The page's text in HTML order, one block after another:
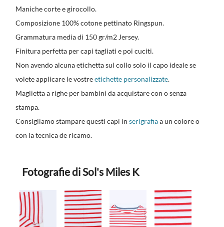
Maniche corte e girocollo.
Composizione 100% cotone pettinato Ringspun.
Grammatura media di 150 gr/m2 Jersey.
Finitura perfetta per capi tagliati e poi cuciti.
Non avendo alcuna etichetta sul collo solo il capo ideale se
volete applicare le vostreetichette personalizzate.
Maglietta a righe per bambini da acquistare con o senza
stampa.
Consigliamo stampare questi capi inserigrafiaa un colore o
con la tecnica de ricamo.
Fotografie di Sol's Miles K